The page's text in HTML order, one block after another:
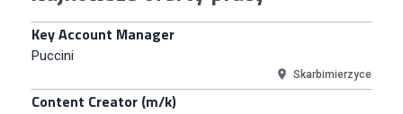
Key Account Manager
Puccini
Skarbimierzyce
Content Creator (m/k)